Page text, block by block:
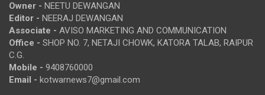
Owner - NEETU DEWANGAN
Editor - NEERAJ DEWANGAN
Associate - AVISO MARKETING AND COMMUNICATION
Office - SHOP NO. 7, NETAJI CHOWK, KATORA TALAB, RAIPUR
C.G.
Mobile - 9408760000
Email - kotwarnews7@gmail.com